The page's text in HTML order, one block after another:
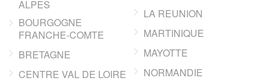
ALPES
BOURGOGNE
FRANCHE-COMTE
BRETAGNE
CENTRE VAL DE LOIRE
LA REUNION
MARTINIQUE
MAYOTTE
NORMANDIE